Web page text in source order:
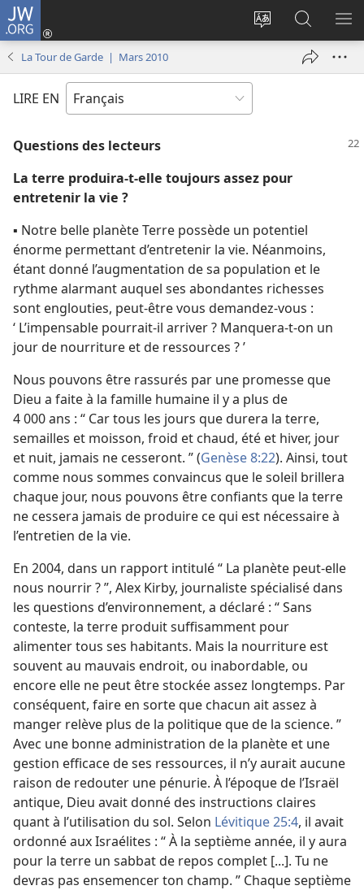
JW.ORG
Changer
langue
Se
connecter
nouvelle
sur
JW.ORG
La Tour de Garde | Mars 2010
LIRE EN
Questions des lecteurs
La terre produira-​t-​elle toujours assez pour
entretenir la vie ?
▪ Notre belle planète Terre possède un potentiel
énorme permettant d’entretenir la vie. Néanmoins,
étant donné l’augmentation de sa population et le
rythme alarmant auquel ses abondantes richesses
sont englouties, peut-être vous demandez-​vous :
‘ L’impensable pourrait-​il arriver ? Manquera-​t-​on un
jour de nourriture et de ressources ? ’
Nous pouvons être rassurés par une promesse que
Dieu a faite à la famille humaine il y a plus de
4 000 ans : “ Car tous les jours que durera la terre,
semailles et moisson, froid et chaud, été et hiver, jour
et nuit, jamais ne cesseront. ” (Genèse 8:22). Ainsi, tout
comme nous sommes convaincus que le soleil brillera
chaque jour, nous pouvons être confiants que la terre
ne cessera jamais de produire ce qui est nécessaire à
l’entretien de la vie.
En 2004, dans un rapport intitulé “ La planète peut-​elle
nous nourrir ? ”, Alex Kirby, journaliste spécialisé dans
les questions d’environnement, a déclaré : “ Sans
conteste, la terre produit suffisamment pour
alimenter tous ses habitants. Mais la nourriture est
souvent au mauvais endroit, ou inabordable, ou
encore elle ne peut être stockée assez longtemps. Par
conséquent, faire en sorte que chacun ait assez à
manger relève plus de la politique que de la science. ”
Avec une bonne administration de la planète et une
gestion efficace de ses ressources, il n’y aurait aucune
raison de redouter une pénurie. À l’époque de l’Israël
antique, Dieu avait donné des instructions claires
quant à l’utilisation du sol. Selon Lévitique 25:4, il avait
ordonné aux Israélites : “ À la septième année, il y aura
pour la terre un sabbat de repos complet [...]. Tu ne
devras pas ensemencer ton champ. ” Chaque septième